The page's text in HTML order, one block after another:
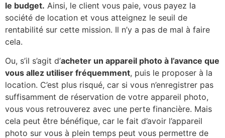
le budget. Ainsi, le client vous paie, vous payez la
société de location et vous atteignez le seuil de
rentabilité sur cette mission. Il n’y a pas de mal à faire
cela.
Ou, s’il s’agit d’acheter un appareil photo à l’avance que
vous allez utiliser fréquemment, puis le proposer à la
location. C’est plus risqué, car si vous n’enregistrer pas
suffisamment de réservation de votre appareil photo,
vous vous retrouverez avec une perte financière. Mais
cela peut être bénéfique, car le fait d’avoir l’appareil
photo sur vous à plein temps peut vous permettre de